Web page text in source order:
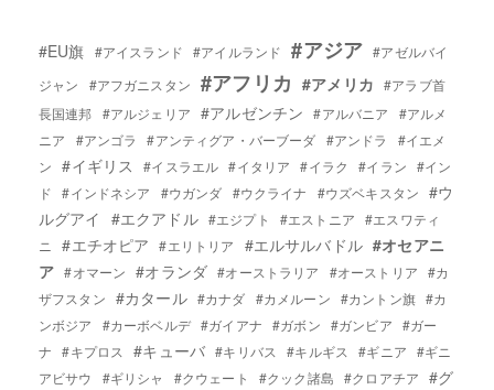
#EU旗 #アイスランド #アイルランド #アジア #アゼルバイ
ジャン
#アフガニスタン #アフリカ #アメリカ #アラブ首
長国連邦 #アルジェリア #アルゼンチン #アルバニア
#アルメ
ニア
#アンゴラ #アンティグア・バーブーダ #アンドラ
#イエメ
ン
#イギリス #イスラエル #イタリア #イラク #イラン #イン
ド
#インドネシア #ウガンダ #ウクライナ #ウズベキスタン
#ウ
ルグアイ #エクアドル #エジプト #エストニア #エスワティ
ニ
#エチオピア #エリトリア #エルサルバドル #オセアニ
ア #オマーン #オランダ #オーストラリア #オーストリア #カ
ザフスタン #カタール #カナダ #カメルーン #カントン旗 #カ
ンボジア
#カーボベルデ #ガイアナ #ガボン #ガンビア #ガー
ナ
#キプロス #キューバ #キリバス #キルギス #ギニア #ギニ
アビサウ
#ギリシャ #クウェート #クック諸島 #クロアチア
#グ